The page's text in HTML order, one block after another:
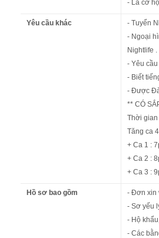
- Là cơ
Yêu cầu khác
- Tuyển
- Ngoại
Nightlife .
- Yêu
- Biết
- Được
** CÓ
Thời gian
Tăng ca
+ Ca 1 :
+ Ca 2 :
+ Ca 3 :
Hồ sơ bao gồm
- Đơn xin
- Sơ yếu
- Hộ
- Các